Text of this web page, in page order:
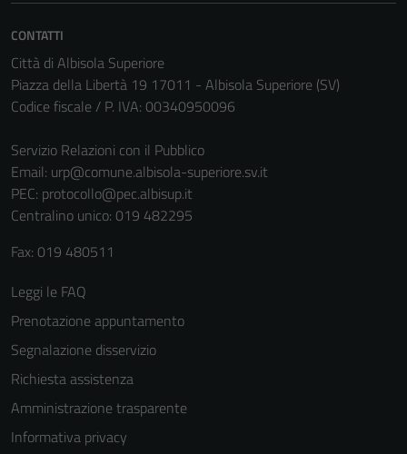
CONTATTI
Città di Albisola Superiore
Piazza della Libertà 19 17011 - Albisola Superiore (SV)
Codice fiscale / P. IVA: 00340950096
Servizio Relazioni con il Pubblico
Email: urp@comune.albisola-superiore.sv.it
PEC: protocollo@pec.albisup.it
Centralino unico: 019 482295
Fax: 019 480511
Leggi le FAQ
Prenotazione appuntamento
Segnalazione disservizio
Richiesta assistenza
Amministrazione trasparente
Informativa privacy